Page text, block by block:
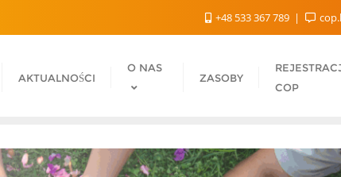
+48 533 367 789
AKTUALNOŚCI
O NAS
ZASOBY
COP